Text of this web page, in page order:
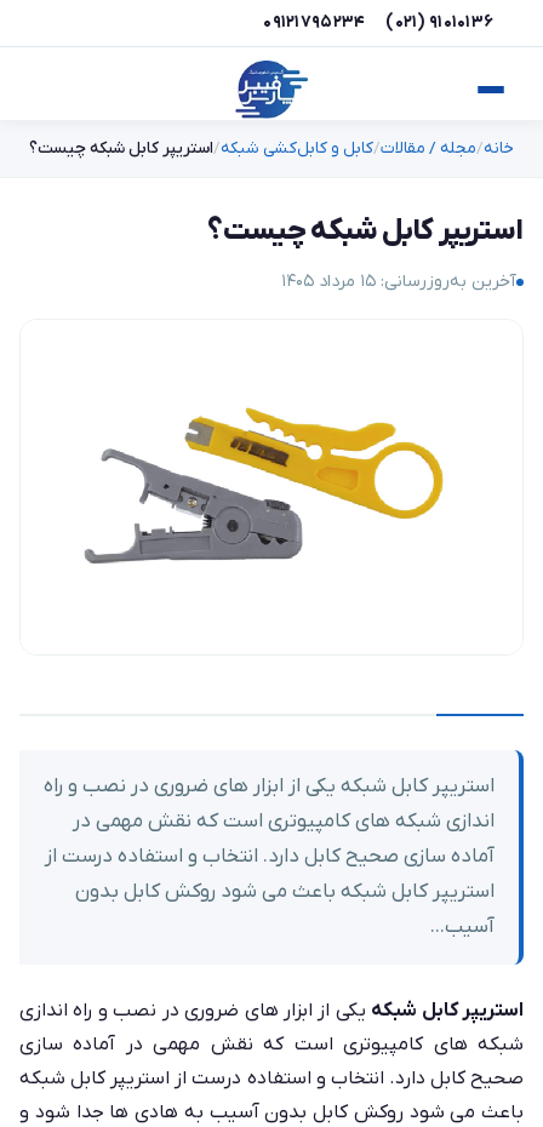
(۰۲۱) ۹۱۰۱۰۱۳۶ ۰۹۱۲۱۷۹۵۲۳۴
خانه مجله / مقالات کابل و کابل‌کشی شبکه استریپر کابل شبکه چیست؟
استریپر کابل شبکه چیست؟
آخرین به‌روزرسانی: ۱۵ مرداد ۱۴۰۵
استریپر کابل شبکه یکی از ابزار های ضروری در نصب و راه
اندازی شبکه های کامپیوتری است که نقش مهمی در
آماده سازی صحیح کابل دارد. انتخاب و استفاده درست از
استریپر کابل شبکه باعث می شود روکش کابل بدون
آسیب...
استریپر کابل شبکه یکی از ابزار های ضروری در نصب و راه اندازی
شبکه های کامپیوتری است که نقش مهمی در آماده سازی
صحیح کابل دارد. انتخاب و استفاده درست از استریپر کابل شبکه
باعث می شود روکش کابل بدون آسیب به هادی ها جدا شود و